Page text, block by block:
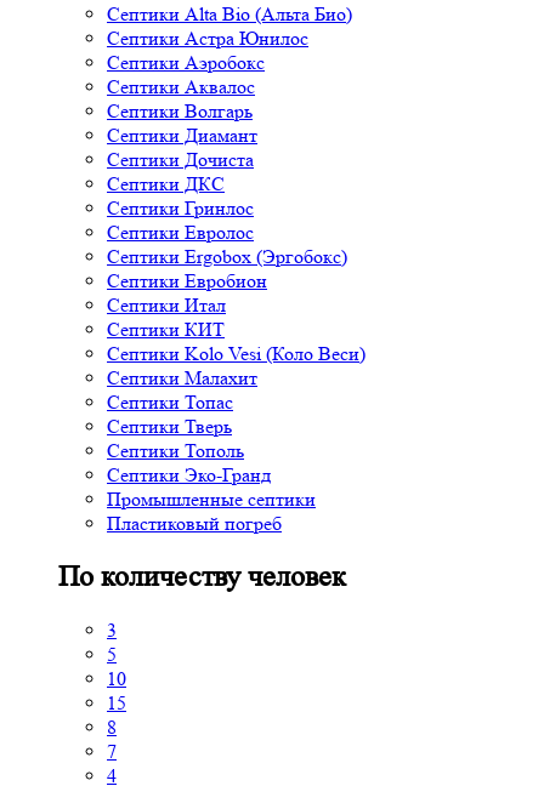
Септики Alta Bio (Альта Био)
Септики Астра Юнилос
Септики Аэробокс
Септики Аквалос
Септики Волгарь
Септики Диамант
Септики Дочиста
Септики ДКС
Септики Гринлос
Септики Евролос
Септики Ergobox (Эргобокс)
Септики Евробион
Септики Итал
Септики КИТ
Септики Kolo Vesi (Коло Веси)
Септики Малахит
Септики Топас
Септики Тверь
Септики Тополь
Септики Эко-Гранд
Промышленные септики
Пластиковый погреб
По количеству человек
3
5
10
15
8
7
4